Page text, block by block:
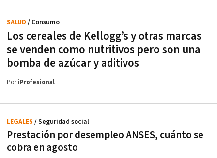
Los cereales de Kellogg’s y otras marcas
se venden como nutritivos pero son una
bomba de azúcar y aditivos
SALUD / Consumo
PoriProfesional
Prestación por desempleo ANSES, cuánto se
cobra en agosto
LEGALES / Seguridad social